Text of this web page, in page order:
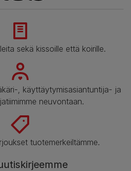
sekä kissoille että koirille.
, käyttäytymisasiantuntija- ja
neuvontaan.
tuotemerkeiltämme.